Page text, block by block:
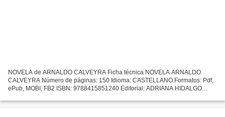
NOVELA de ARNALDO CALVEYRA Ficha técnica NOVELA ARNALDO
CALVEYRA Número de páginas: 150 Idioma: CASTELLANO Formatos: Pdf,
ePub, MOBI, FB2 ISBN: 9788415851240 Editorial: ADRIANA HIDALGO